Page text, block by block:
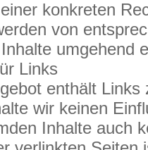
konkreten
von
umgehend
Links
enthält
wir keinen
Inhalte auch